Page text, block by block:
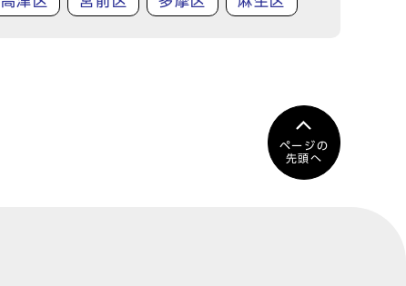
ページの
先頭へ